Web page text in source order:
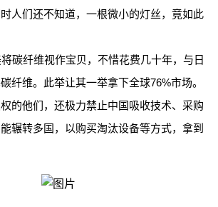
人们还不知道，一根微小的灯丝，竟如此
碳纤维视作宝贝，不惜花费几十年，与日
纤维。此举让其一举拿下全球76%市场。
的他们，还极力禁止中国吸收技术、采购
辗转多国，以购买淘汰设备等方式，拿到